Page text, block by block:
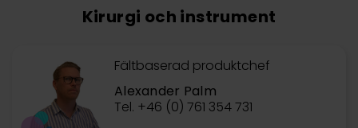
Kirurgi och instrument
Fältbaserad produktchef
Alexander Palm
Tel. +46 (0) 761 354 731